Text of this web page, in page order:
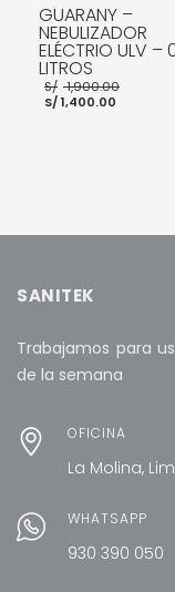
GUARANY –
NEBULIZADOR
ELÉCTRIO ULV –
LITROS
S/ 1,900.00
S/1,400.00
SANITEK
Trabajamos para
de la semana
OFICINA
La Molina,
WHATSAPP
930 390 050